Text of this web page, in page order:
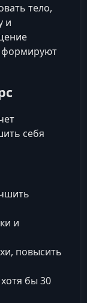
тело,
и
формируют
себя
и
повысить
бы 30